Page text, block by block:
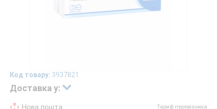
Код товару: 3937821
Доставка у:
Нова пошта Тариф перевізника